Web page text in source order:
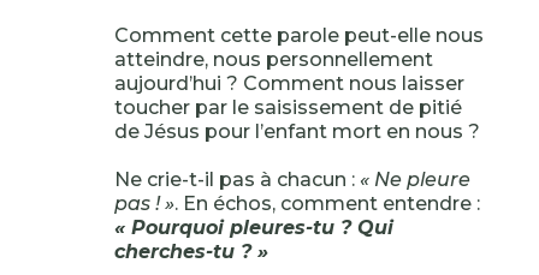
Comment cette parole peut-elle nous
atteindre, nous personnellement
aujourd’hui ? Comment nous laisser
toucher par le saisissement de pitié
de Jésus pour l’enfant mort en nous ?
Ne crie-t-il pas à chacun : « Ne pleure
pas ! ». En échos, comment entendre :
« Pourquoi pleures-tu ? Qui
cherches-tu ? »